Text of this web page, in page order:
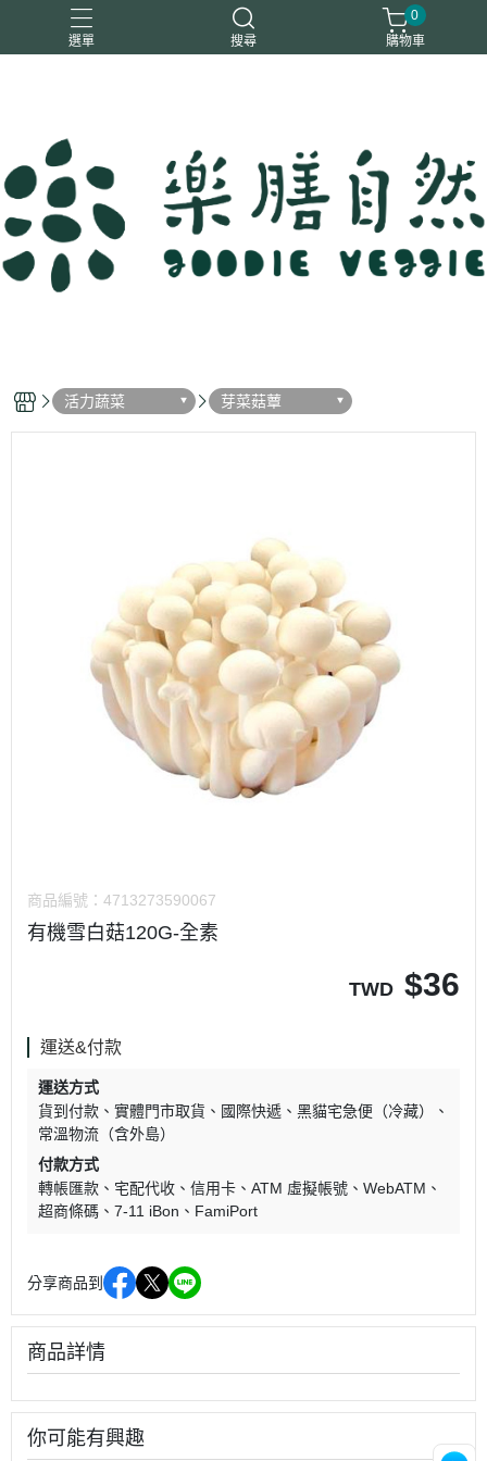
選單 搜尋
一樂鶴
0
購物車
活力蔬菜 芽菜菇蕈
商品編號： 4713273590067
有機雪白菇120G-全素
TWD $36
運送&付款
運送方式
貨到付款
實體門市取貨 國際快遞
黑貓宅急便（冷藏）
常溫物流（含外島）
付款方式
轉帳匯款
宅配代收 信用卡 ATM 虛擬帳號
WebATM
超商條碼
7-11 iBon FamiPort
分享商品到
商品詳情
你可能有興趣